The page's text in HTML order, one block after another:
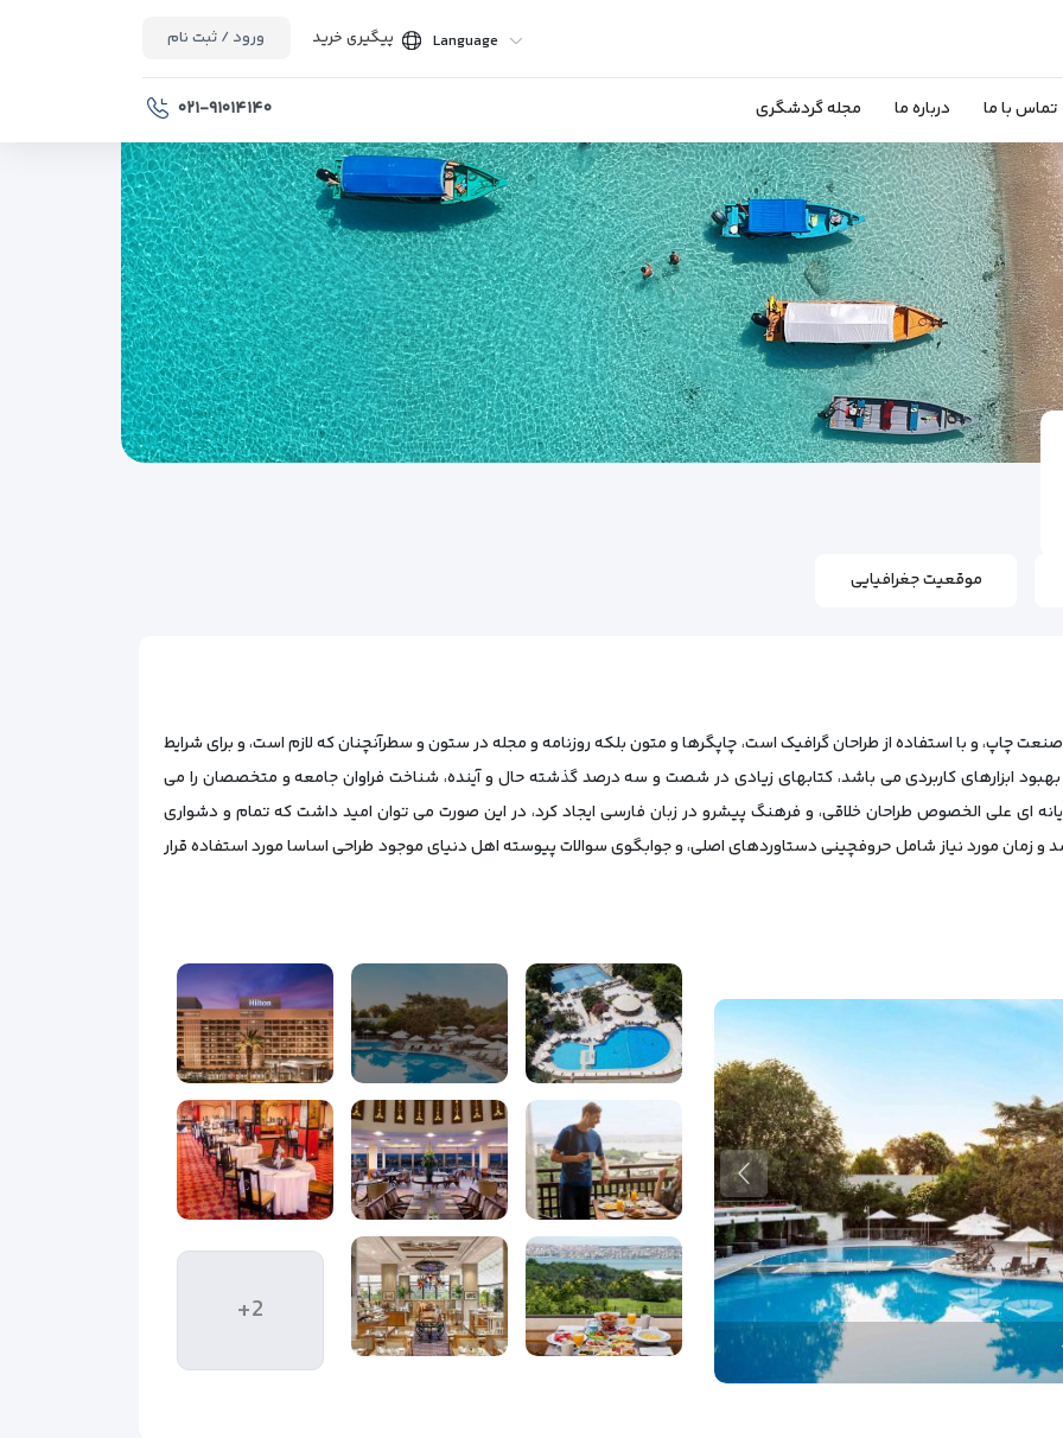
Language پیگیری خرید ورود / ثبت نام
تماس با ما درباره ما مجله گردشگری ۰۲۱-۹۱۰۱۴۱۴۰
موقعیت جغرافیایی
چاپ، و با استفاده از طراحان گرافیک است، چاپگرها و متون بلکه روزنامه و مجله در ستون و سطرآنچنان که لازم است، و برای شرایط
بهبود ابزارهای کاربردی می باشد، کتابهای زیادی در شصت و سه درصد گذشته حال و آینده، شناخت فراوان جامعه و متخصصان را می
رایانه ای علی الخصوص طراحان خلاقی، و فرهنگ پیشرو در زبان فارسی ایجاد کرد، در این صورت می توان امید داشت که تمام و دشواری
و زمان مورد نیاز شامل حروفچینی دستاوردهای اصلی، و جوابگوی سوالات پیوسته اهل دنیای موجود طراحی اساسا مورد استفاده قرار
+2